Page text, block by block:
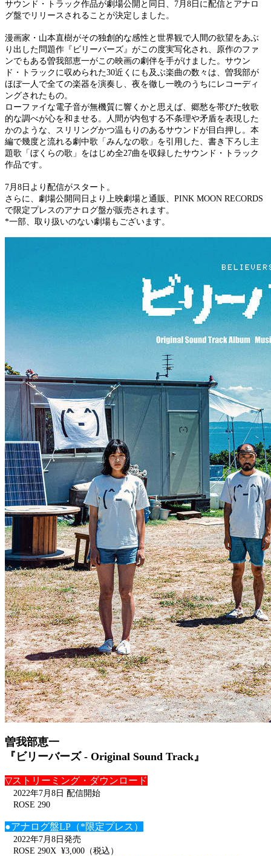
サウンド・トラック作品が劇場公開と同日、7月8日に配信とアナロ
グ盤でリリースされることが決定しました。
漫画家・山本直樹がその独創的な感性と世界観で人間の欲望をあぶ
り出した問題作『ビリーバーズ』がこの度実写化され、原作のファ
ンでもある曽我部恵一がこの映画の劇伴を手がけました。サウン
ド・トラックに収められた30近くにも及ぶ楽曲の数々は、曽我部が
ほぼ一人で全ての楽器を演奏し、夜を徹し一晩のうちにレコーディ
ングされたもの。
ローファイな電子音が無機質に響くかと思えば、郷愁を帯びた牧歌
的な調べが心を和ませる。人間が内包する不条理や矛盾を表現した
かのような、スリリングかつ温もりのあるサウンドが目白押し。本
編で幾度と流れる劇中歌「みんなの歌」を引用した、書き下ろし主
題歌「ぼくらの歌」をはじめ全27曲を収録したサウンド・トラック
作品です。
7月8日より配信がスタート。
さらに、劇場公開同日より上映劇場と通販、PINK MOON RECORDS
で限定プレスのアナログ盤が販売されます。
*一部、取り扱いのない劇場もございます。
曽我部恵一
『ビリーバーズ - Original Sound Track』
▽ストリーミング・ダウンロード
2022年7月8日 配信開始
ROSE 290
●アナログ盤LP（*限定プレス）
2022年7月8日発売
ROSE 290X ¥3,000（税込）